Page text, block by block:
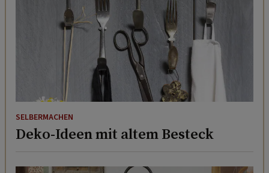
SELBERMACHEN
Deko-Ideen mit altem Besteck